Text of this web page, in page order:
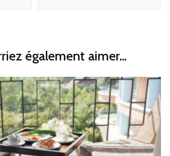
également aimer...